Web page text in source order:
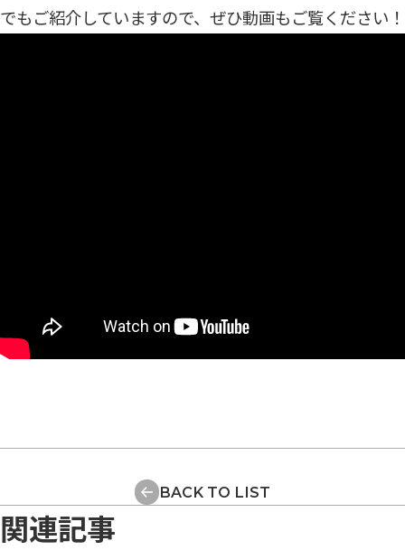
でもご紹介していますので、ぜひ動画もご覧ください！
BACK TO LIST
関連記事